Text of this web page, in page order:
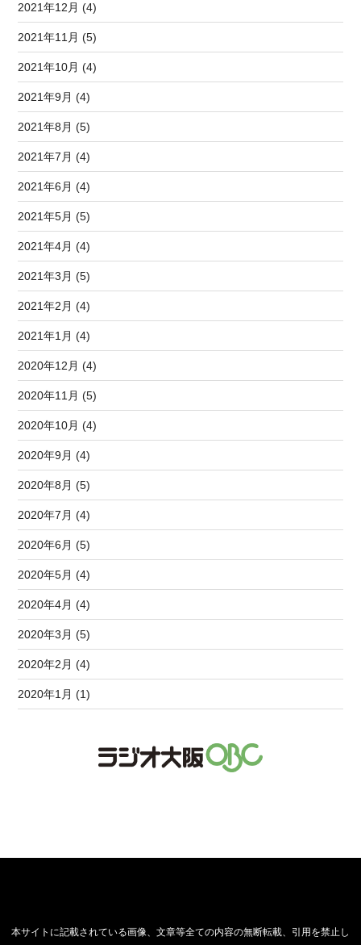
2021年12月 (4)
2021年11月 (5)
2021年10月 (4)
2021年9月 (4)
2021年8月 (5)
2021年7月 (4)
2021年6月 (4)
2021年5月 (5)
2021年4月 (4)
2021年3月 (5)
2021年2月 (4)
2021年1月 (4)
2020年12月 (4)
2020年11月 (5)
2020年10月 (4)
2020年9月 (4)
2020年8月 (5)
2020年7月 (4)
2020年6月 (5)
2020年5月 (4)
2020年4月 (4)
2020年3月 (5)
2020年2月 (4)
2020年1月 (1)
本サイトに記載されている画像、文章等全ての内容の無断転載、引用を禁止し